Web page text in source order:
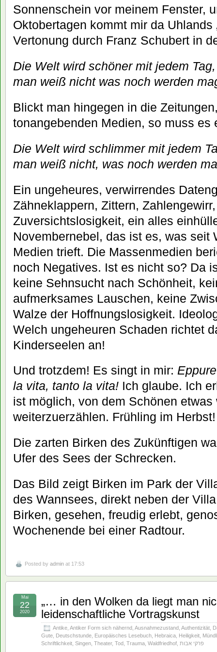
Sonnenschein vor meinem Fenster,
Oktobertagen kommt mir da Uhlands
Vertonung durch Franz Schubert in
Die Welt wird schöner mit jedem Tag,
man weiß nicht was noch werden
Blickt man hingegen in die
tonangebenden Medien, so muss es
Die Welt wird schlimmer mit jedem
man weiß nicht, was noch werden
Ein ungeheures, verwirrendes
Zähneklappern, Zittern,
Zuversichtslosigkeit, ein alles
Novembernebel, das ist es, was seit
Medien trieft. Die Massenmedien
noch Negatives. Ist es nicht so? Da
keine Sehnsucht nach Schönheit,
aufmerksames Lauschen, keine
Walze der Hoffnungslosigkeit.
Welch ungeheuren Schaden richtet
Kinderseelen an!
Und trotzdem! Es singt in mir:
la vita, tanto la vita! Ich glaube. Ich
ist möglich, von dem Schönen
weiterzuerzählen. Frühling im Herbst!
Die zarten Birken des Zukünftigen
Ufer des Sees der Schrecken.
Das Bild zeigt Birken im Park der
des Wannsees, direkt neben der
Birken, gesehen, freudig erlebt,
Wochenende bei einer Radtour.
Posted by admin at 17:53
„… in den Wolken da liegt man
leidenschaftliche Vortragskunst
Antike Antiker Form sich nähernd Ausnahmezustand Authentizität
Gute Deutschstunde Europäisches Lesebuch Hebraica Heiligkeit
Schriftlichkeit Singen Theater, Tod Trauma Waldfriedhof פרקי אבות
Mai
22
2020